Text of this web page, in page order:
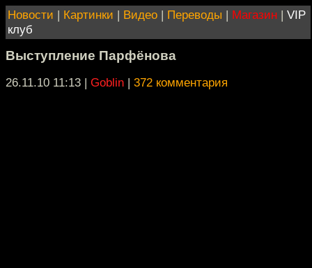
Новости | Картинки | Видео | Переводы | Магазин | VIP
клуб
Выступление Парфёнова
26.11.10 11:13 | Goblin | 372 комментария